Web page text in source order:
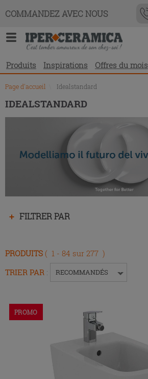
COMMANDEZ AVEC NOUS
Produits Inspirations Offres du mois
Page d'accueil Idealstandard
IDEALSTANDARD
des
FILTRER PAR
Appuyez
Entrée
pour
développer
PRODUITS ( 1 - 84 sur 277 )
TRIER PAR : RECOMMANDÉS
PROMO